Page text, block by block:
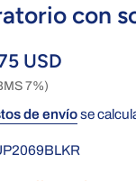
con
USD
7%)
de envíose